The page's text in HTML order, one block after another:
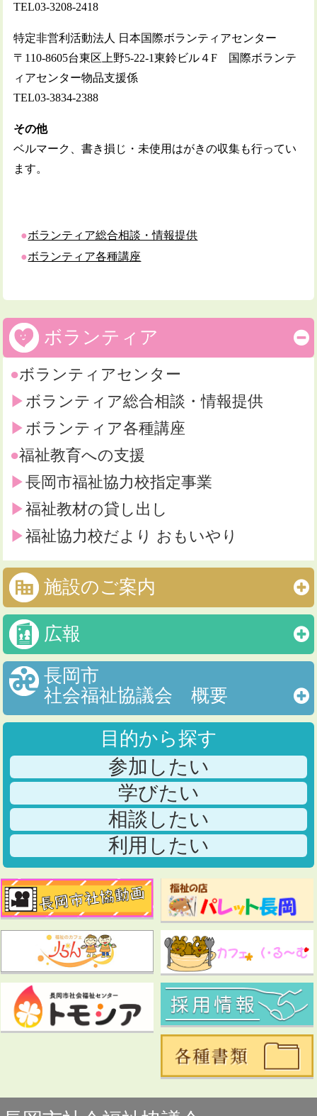
TEL03-3208-2418
特定非営利活動法人 日本国際ボランティアセンター
〒110-8605台東区上野5-22-1東鈴ビル４F 国際ボランテ
ィアセンター物品支援係
TEL03-3834-2388
その他
ベルマーク、書き損じ・未使用はがきの収集も行ってい
ます。
ボランティア総合相談・情報提供
ボランティア各種講座
ボランティア
ボランティアセンター
ボランティア総合相談・情報提供
ボランティア各種講座
福祉教育への支援
長岡市福祉協力校指定事業
福祉教材の貸し出し
福祉協力校だより おもいやり
施設のご案内
広報
長岡市
社会福祉協議会 概要
目的から探す
参加したい
学びたい
相談したい
利用したい